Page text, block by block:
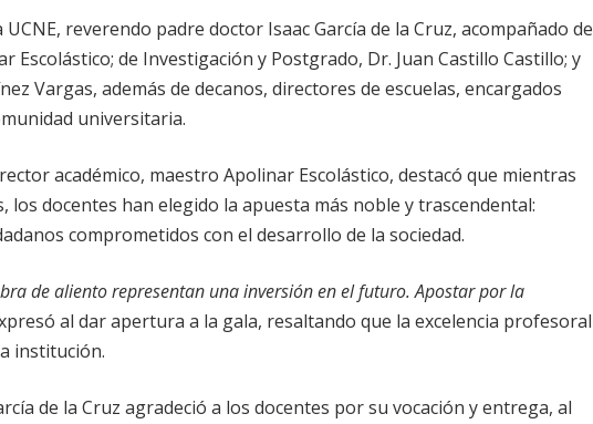
reverendo padre doctor Isaac García de la Cruz, acompañado de
Escolástico; de Investigación y Postgrado, Dr. Juan Castillo Castillo; y
Vargas, además de decanos, directores de escuelas, encargados
universitaria.
académico, maestro Apolinar Escolástico, destacó que mientras
docentes han elegido la apuesta más noble y trascendental:
comprometidos con el desarrollo de la sociedad.
de aliento representan una inversión en el futuro. Apostar por la
al dar apertura a la gala, resaltando que la excelencia profesoral
institución.
de la Cruz agradeció a los docentes por su vocación y entrega, al